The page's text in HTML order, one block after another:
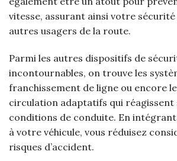
vitesse, assurant ainsi votre sécurité
autres usagers de la route.
Parmi les autres dispositifs de
incontournables, on trouve les
franchissement de ligne ou encore
circulation adaptatifs qui réagissent
conditions de conduite. En
à votre véhicule, vous réduisez
risques d’accident.